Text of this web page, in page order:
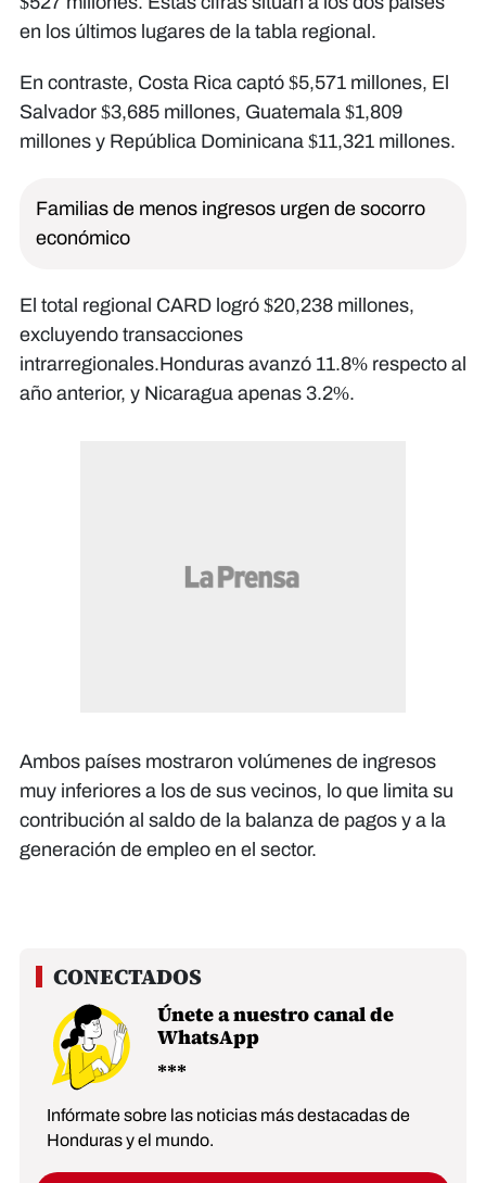
en los últimos lugares de la tabla regional.
En contraste, Costa Rica captó $5,571 millones, El
Salvador $3,685 millones, Guatemala $1,809
millones y República Dominicana $11,321 millones.
Familias de menos ingresos urgen de socorro
económico
El total regional CARD logró $20,238 millones,
excluyendo transacciones
intrarregionales.Honduras avanzó 11.8% respecto al
año anterior, y Nicaragua apenas 3.2%.
Ambos países mostraron volúmenes de ingresos
muy inferiores a los de sus vecinos, lo que limita su
contribución al saldo de la balanza de pagos y a la
generación de empleo en el sector.
Únete a nuestro canal de
WhatsApp
Infórmate sobre las noticias más destacadas de
Honduras y el mundo.